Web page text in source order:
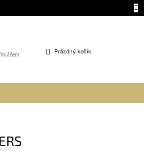
NÁKUPNÍ
Prázdný košík